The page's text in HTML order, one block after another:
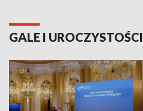
GALE I UROCZYSTOŚCI